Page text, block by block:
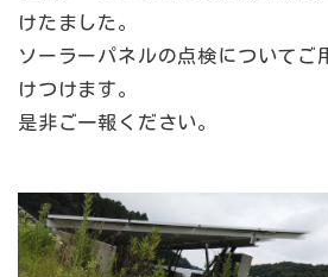
けたました。
ソーラーパネルの点検についてご
けつけます。
是非ご一報ください。